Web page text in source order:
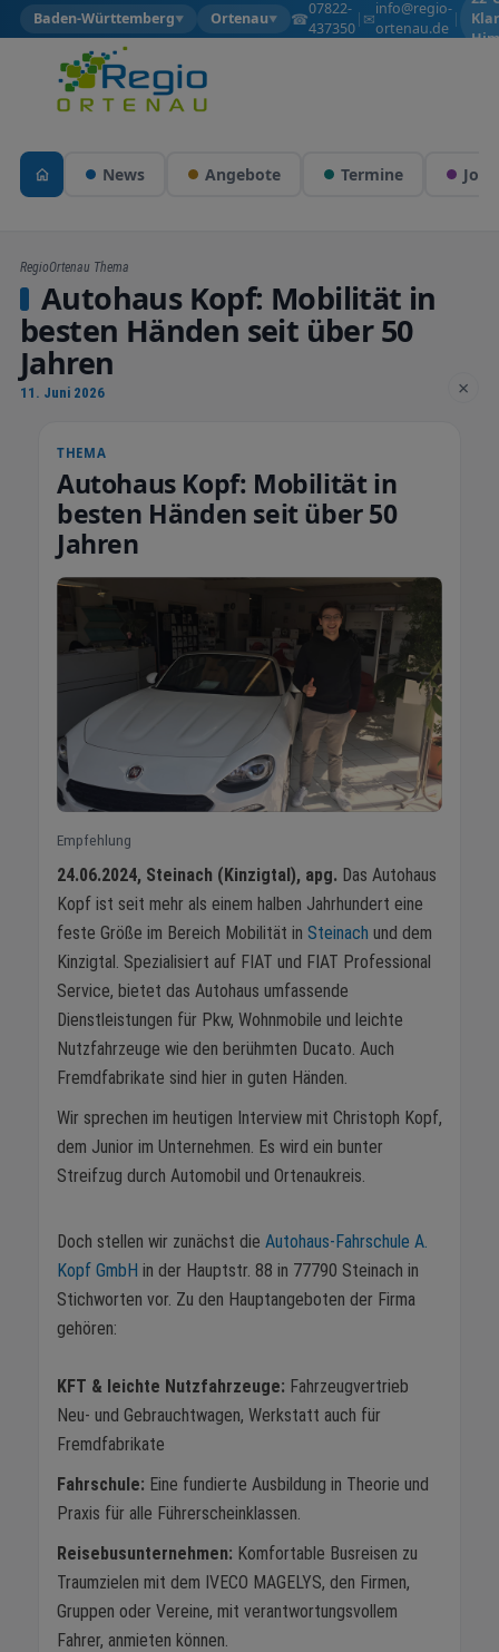
Baden-Württemberg▼ Ortenau▼ ☎07822-
437350
| ✉info@regio-
ortenau.de
|
News Angebote Termine Jobs
RegioOrtenau Thema
Autohaus Kopf: Mobilität in
besten Händen seit über 50
Jahren
11. Juni 2026 ×
THEMA
Autohaus Kopf: Mobilität in
besten Händen seit über 50
Jahren
Empfehlung
24.06.2024, Steinach (Kinzigtal), apg. Das Autohaus
Kopf ist seit mehr als einem halben Jahrhundert eine
feste Größe im Bereich Mobilität in Steinach und dem
Kinzigtal. Spezialisiert auf FIAT und FIAT Professional
Service, bietet das Autohaus umfassende
Dienstleistungen für Pkw, Wohnmobile und leichte
Nutzfahrzeuge wie den berühmten Ducato. Auch
Fremdfabrikate sind hier in guten Händen.
Wir sprechen im heutigen Interview mit Christoph Kopf,
dem Junior im Unternehmen. Es wird ein bunter
Streifzug durch Automobil und Ortenaukreis.
Doch stellen wir zunächst die Autohaus-Fahrschule A.
Kopf GmbH in der Hauptstr. 88 in 77790 Steinach in
Stichworten vor. Zu den Hauptangeboten der Firma
gehören:
KFT & leichte Nutzfahrzeuge: Fahrzeugvertrieb
Neu- und Gebrauchtwagen, Werkstatt auch für
Fremdfabrikate
Fahrschule: Eine fundierte Ausbildung in Theorie und
Praxis für alle Führerscheinklassen.
Reisebusunternehmen: Komfortable Busreisen zu
Traumzielen mit dem IVECO MAGELYS, den Firmen,
Gruppen oder Vereine, mit verantwortungsvollem
Fahrer, anmieten können.